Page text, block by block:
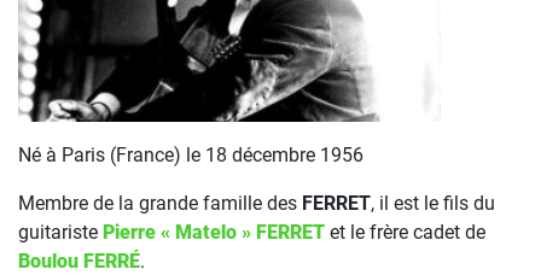
Né à Paris (France) le 18 décembre 1956
Membre de la grande famille des FERRET, il est le fils du
guitariste Pierre « Matelo » FERRET et le frère cadet de
Boulou FERRÉ.